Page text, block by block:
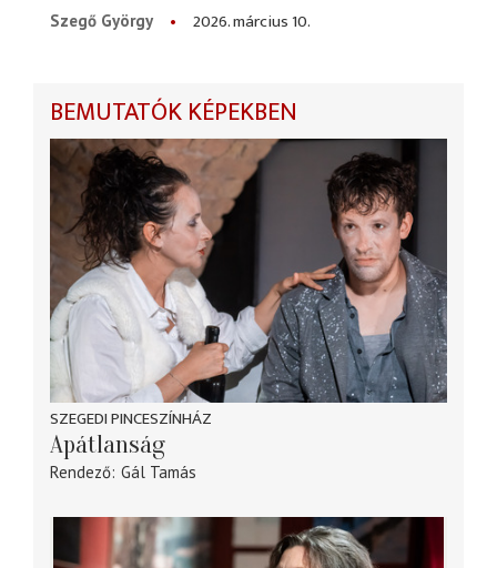
Szegő György
2026. március 10.
BEMUTATÓK KÉPEKBEN
SZEGEDI PINCESZÍNHÁZ
Apátlanság
Rendező Gál Tamás